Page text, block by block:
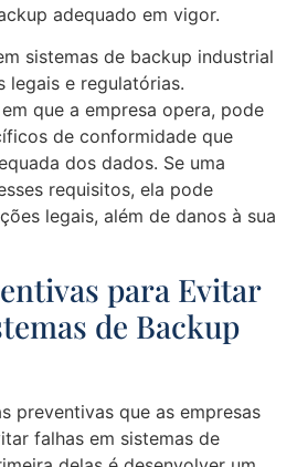
adequado em vigor.
sistemas de backup industrial
legais e regulatórias.
que a empresa opera, pode
de conformidade que
dos dados. Se uma
requisitos, ela pode
legais, além de danos à sua
para Evitar
de Backup
preventivas que as empresas
falhas em sistemas de